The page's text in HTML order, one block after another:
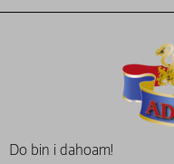
Do bin i dahoam!